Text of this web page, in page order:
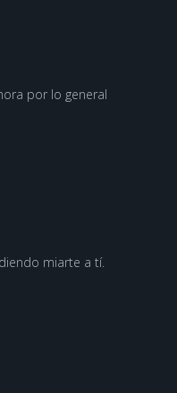
por lo general
miarte a tí.